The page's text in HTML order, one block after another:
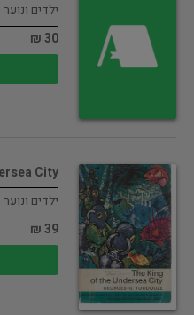
ילדים ונוער
30 ₪
City
ילדים ונוער
39 ₪